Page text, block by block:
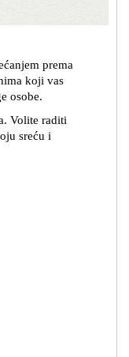
prema
koji vas
osobe.
Volite raditi
sreću i